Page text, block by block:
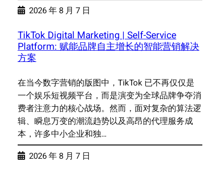
2026 年 8 月 7 日
TikTok Digital Marketing | Self-Service
Platform: 赋能品牌自主增长的智能营销解决
方案
在当今数字营销的版图中，TikTok 已不再仅仅是
一个娱乐短视频平台，而是演变为全球品牌争夺消
费者注意力的核心战场。然而，面对复杂的算法逻
辑、瞬息万变的潮流趋势以及高昂的代理服务成
本，许多中小企业和独…
2026 年 8 月 7 日